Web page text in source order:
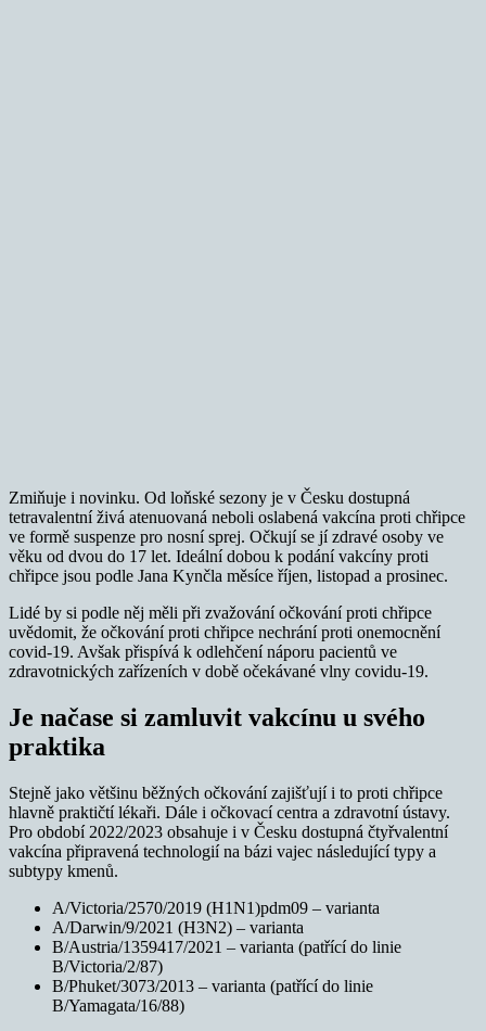
Zmiňuje i novinku. Od loňské sezony je v Česku dostupná
tetravalentní živá atenuovaná neboli oslabená vakcína proti chřipce
ve formě suspenze pro nosní sprej. Očkují se jí zdravé osoby ve
věku od dvou do 17 let. Ideální dobou k podání vakcíny proti
chřipce jsou podle Jana Kynčla měsíce říjen, listopad a prosinec.
Lidé by si podle něj měli při zvažování očkování proti chřipce
uvědomit, že očkování proti chřipce nechrání proti onemocnění
covid-19. Avšak přispívá k odlehčení náporu pacientů ve
zdravotnických zařízeních v době očekávané vlny covidu-19.
Je načase si zamluvit vakcínu u svého
praktika
Stejně jako většinu běžných očkování zajišťují i to proti chřipce
hlavně praktičtí lékaři. Dále i očkovací centra a zdravotní ústavy.
Pro období 2022/2023 obsahuje i v Česku dostupná čtyřvalentní
vakcína připravená technologií na bázi vajec následující typy a
subtypy kmenů.
A/Victoria/2570/2019 (H1N1)pdm09 – varianta
A/Darwin/9/2021 (H3N2) – varianta
B/Austria/1359417/2021 – varianta (patřící do linie
B/Victoria/2/87)
B/Phuket/3073/2013 – varianta (patřící do linie
B/Yamagata/16/88)